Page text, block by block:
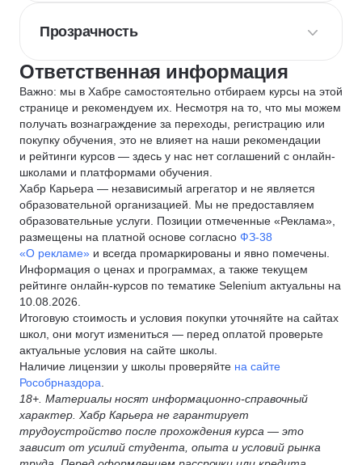
Прозрачность
Ответственная информация
Важно: мы в Хабре самостоятельно отбираем курсы на этой
странице и рекомендуем их. Несмотря на то, что мы можем
получать вознаграждение за переходы, регистрацию или
покупку обучения, это не влияет на наши рекомендации
и рейтинги курсов — здесь у нас нет соглашений с онлайн-
школами и платформами обучения.
Хабр Карьера — независимый агрегатор и не является
образовательной организацией. Мы не предоставляем
образовательные услуги. Позиции отмеченные «Реклама»,
размещены на платной основе согласно ФЗ-38
«О рекламе» и всегда промаркированы и явно помечены.
Информация о ценах и программах, а также текущем
рейтинге онлайн-курсов по тематике Selenium актуальны на
10.08.2026.
Итоговую стоимость и условия покупки уточняйте на сайтах
школ, они могут измениться — перед оплатой проверьте
актуальные условия на сайте школы.
Наличие лицензии у школы проверяйте на сайте
Рособрназдора
18+. Материалы носят информационно-справочный
характер. Хабр Карьера не гарантирует
трудоустройство после прохождения курса — это
зависит от усилий студента, опыта и условий рынка